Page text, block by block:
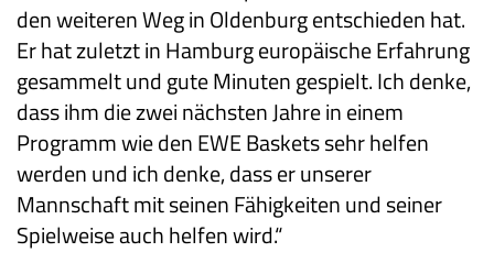
den weiteren Weg in Oldenburg entschieden hat.
Er hat zuletzt in Hamburg europäische Erfahrung
gesammelt und gute Minuten gespielt. Ich denke,
dass ihm die zwei nächsten Jahre in einem
Programm wie den EWE Baskets sehr helfen
werden und ich denke, dass er unserer
Mannschaft mit seinen Fähigkeiten und seiner
Spielweise auch helfen wird.“